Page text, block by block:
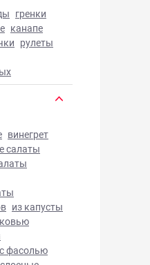
гренки
канапе
рулеты
винегрет
салаты
из капусты
с фасолью